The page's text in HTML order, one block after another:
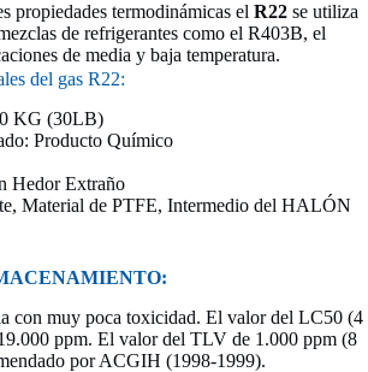
propiedades termodinámicas el R22 se utiliza
de refrigerantes como el R403B, el
de media y baja temperatura.
del gas R22:
KG (30LB)
Producto Químico
Hedor Extraño
Material de PTFE, Intermedio del HALÓN
con muy poca toxicidad. El valor del LC50 (4
ppm. El valor del TLV de 1.000 ppm (8
por ACGIH (1998-1999).